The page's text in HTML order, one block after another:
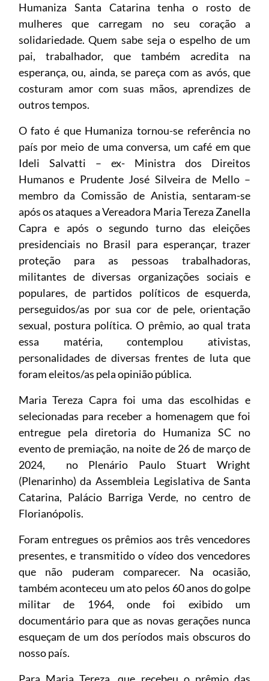
Humaniza Santa Catarina tenha o rosto de
mulheres que carregam no seu coração a
solidariedade. Quem sabe seja o espelho de um
pai, trabalhador, que também acredita na
esperança, ou, ainda, se pareça com as avós, que
costuram amor com suas mãos, aprendizes de
outros tempos.
O fato é que Humaniza tornou-se referência no
país por meio de uma conversa, um café em que
Ideli Salvatti – ex- Ministra dos Direitos
Humanos e Prudente José Silveira de Mello –
membro da Comissão de Anistia, sentaram-se
após os ataques a Vereadora Maria Tereza Zanella
Capra e após o segundo turno das eleições
presidenciais no Brasil para esperançar, trazer
proteção para as pessoas trabalhadoras,
militantes de diversas organizações sociais e
populares, de partidos políticos de esquerda,
perseguidos/as por sua cor de pele, orientação
sexual, postura política. O prêmio, ao qual trata
essa matéria, contemplou ativistas,
personalidades de diversas frentes de luta que
foram eleitos/as pela opinião pública.
Maria Tereza Capra foi uma das escolhidas e
selecionadas para receber a homenagem que foi
entregue pela diretoria do Humaniza SC no
evento de premiação, na noite de 26 de março de
2024, no Plenário Paulo Stuart Wright
(Plenarinho) da Assembleia Legislativa de Santa
Catarina, Palácio Barriga Verde, no centro de
Florianópolis.
Foram entregues os prêmios aos três vencedores
presentes, e transmitido o vídeo dos vencedores
que não puderam comparecer. Na ocasião,
também aconteceu um ato pelos 60 anos do golpe
militar de 1964, onde foi exibido um
documentário para que as novas gerações nunca
esqueçam de um dos períodos mais obscuros do
nosso país.